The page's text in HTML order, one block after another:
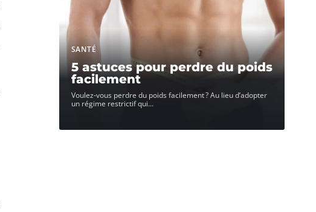
SANTÉ
5 astuces pour perdre du poids
facilement
Voulez-vous perdre du poids facilement ? Au lieu d’adopter
un régime restrictif qui…